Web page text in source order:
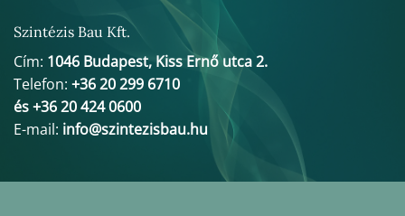
Szintézis Bau Kft.
Cím: 1046 Budapest, Kiss Ernő utca 2.
Telefon: +36 20 299 6710
és +36 20 424 0600
E-mail: info@szintezisbau.hu